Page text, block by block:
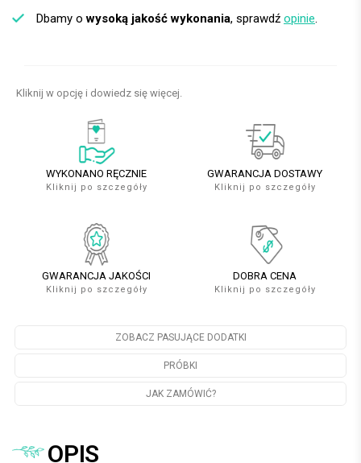
Dbamy owysoką jakość wykonania, sprawdź opinie.
Kliknij w opcję i dowiedz się więcej.
WYKONANO RĘCZNIE
Kliknij po szczegóły
GWARANCJA DOSTAWY
Kliknij po szczegóły
GWARANCJA JAKOŚCI
Kliknij po szczegóły
DOBRA CENA
Kliknij po szczegóły
ZOBACZ PASUJĄCE DODATKI
PRÓBKI
JAK ZAMÓWIĆ?
OPIS